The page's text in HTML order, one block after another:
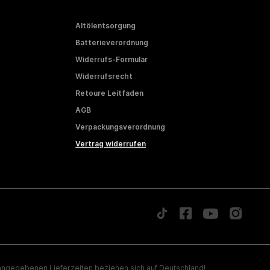
Altölentsorgung
Batterieverordnung
Widerrufs-Formular
Widerrufsrecht
Retoure Leitfaden
AGB
Verpackungsverordnung
Vertrag widerrufen
Lieferzeiten beziehen sich auf Deutschland!